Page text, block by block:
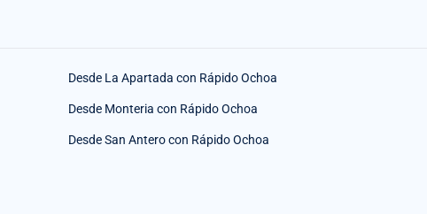
Desde La Apartada con Rápido Ochoa
Desde Monteria con Rápido Ochoa
Desde San Antero con Rápido Ochoa